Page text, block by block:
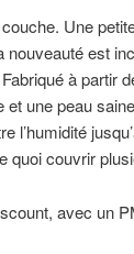
Une
est
à partir
une peau
l’humidité
quoi couvrir
avec un